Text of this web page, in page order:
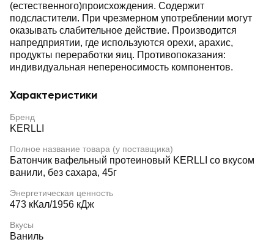
(естественного)происхождения. Содержит
подсластители. При чрезмерном употреблении могут
оказывать слабительное действие. Производится
напредприятии, где используются орехи, арахис,
продукты переработки яиц. Противопоказания:
индивидуальная непереносимость компонентов.
Характеристики
Бренд
KERLLI
Полное название товара (у поставщика)
Батончик вафельный протеиновый KERLLI со вкусом
ванили, без сахара, 45г
Энергетическая ценность
473 кКал/1956 кДж
Вкусы
Ваниль